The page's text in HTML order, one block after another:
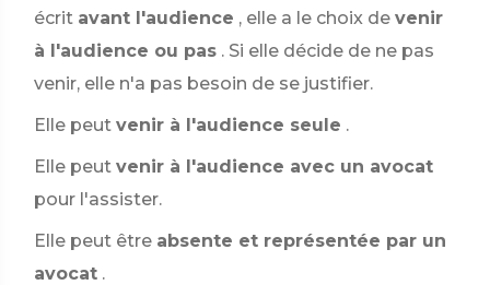
écrit avant l'audience , elle a le choix de venir
à l'audience ou pas . Si elle décide de ne pas
venir, elle n'a pas besoin de se justifier.
Elle peut venir à l'audience seule .
Elle peut venir à l'audience avec un avocat
pour l'assister.
Elle peut être absente et représentée par un
avocat .